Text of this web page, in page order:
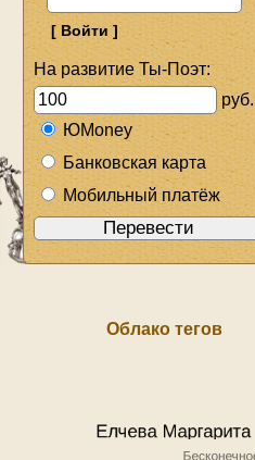
На развитие Ты-Поэт:
руб.
ЮMoney
Банковская карта
Мобильный платёж
Облако тегов